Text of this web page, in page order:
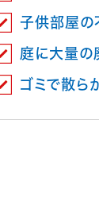
子供部屋の
庭に大量の
ゴミで散ら